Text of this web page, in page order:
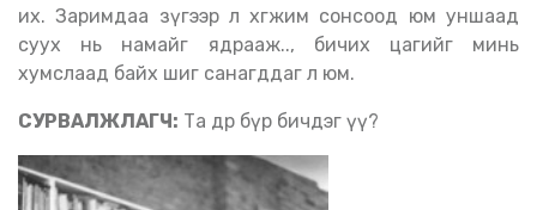
их. Заримдаа зүгээр л хөгжим сонсоод юм уншаад
суух нь намайг ядрааж.., бичих цагийг минь
хумслаад байх шиг санагддаг л юм.
СУРВАЛЖЛАГЧ: Та өдөр бүр бичдэг үү?